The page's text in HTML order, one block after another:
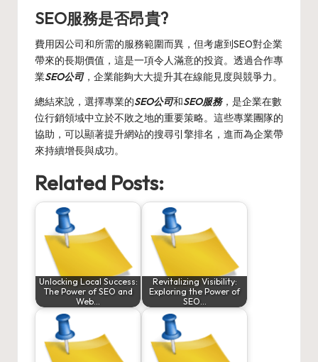
SEO服務是否昂貴?
費用因公司和所需的服務範圍而異，但考慮到SEO對企業
帶來的長期價值，這是一項令人滿意的投資。透過合作專
業SEO公司，企業能夠大大提升其在線能見度與競爭力。
總結來說，選擇專業的SEO公司和SEO服務，是企業在數
位行銷領域中立於不敗之地的重要策略。這些專業團隊的
協助，可以顯著提升網站的搜尋引擎排名，進而為企業帶
來持續增長與成功。
Related Posts:
Unlocking Local Success:
The Power of SEO and
Web…
Revitalizing Visibility:
Exploring the Power of
SEO…